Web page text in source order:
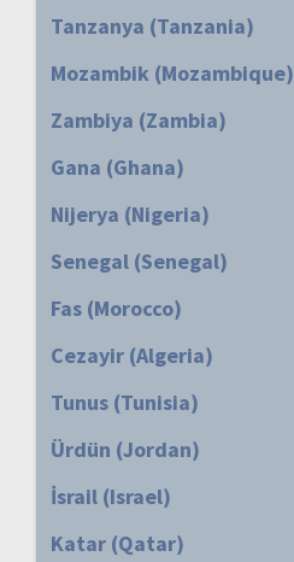
Tanzanya (Tanzania)
Mozambik (Mozambique)
Zambiya (Zambia)
Gana (Ghana)
Nijerya (Nigeria)
Senegal (Senegal)
Fas (Morocco)
Cezayir (Algeria)
Tunus (Tunisia)
Ürdün (Jordan)
İsrail (Israel)
Katar (Qatar)